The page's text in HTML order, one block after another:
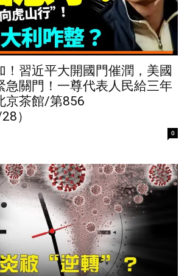
！習近平大開國門催潤，美國
急關門！一尊代表人民給三年
京茶館/第856
）
0